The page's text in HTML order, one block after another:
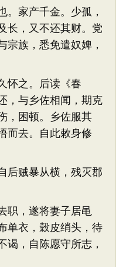
家产千金。少孤，
长，又不还其财。党
宗族，悉免遣奴婢，
之。后读《春
，与乡佐相闻，期克
，困顿。乡佐服其
而去。自此敕身修
贼暴从横，残灭郡
，遂将妻子居黾
单衣，穀皮绡头，待
谒，自陈愿守所志，